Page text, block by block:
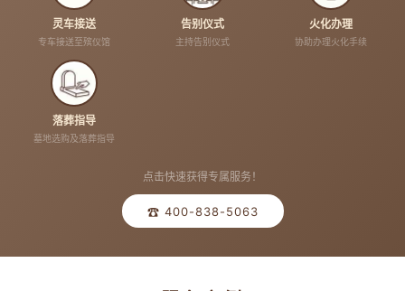
灵车接送
专车接送至殡仪馆
告别仪式
主持告别仪式
火化办理
协助办理火化手续
落葬指导
墓地选购及落葬指导
点击快速获得专属服务！
☎ 400-838-5063